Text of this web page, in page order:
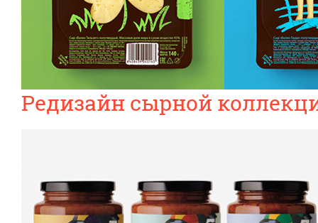
Редизайн сырной